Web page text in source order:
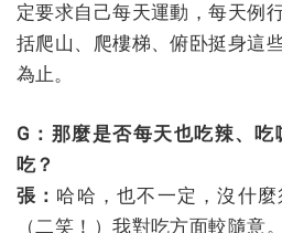
定要求自己每天運動，每天例
括爬山、爬樓梯、俯卧挺身這
為止。
G：那麼是否每天也吃辣、
吃？
張： 哈哈，也不一定，沒什
（二笑！）我對吃方面較隨意